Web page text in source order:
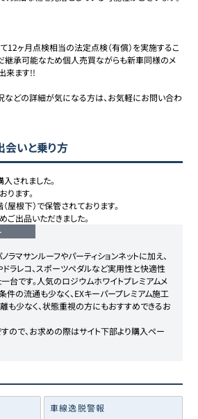
12ヶ月点検相当の法定点検（有償）を実施するこ
継承可能なため個人売買ながらも新車同様のメ
来ます!!
などの詳細が気になる方は、お気軽にお問い合わ
会いと乗り方
されました。
ります。
屋根下）で保管されております。
ご出品いただきました。
マサンルーフやパーティションネットに加え、
ドラレコ、スポーツペダルなど実用性と快適性
台です。人気のロジウムホワイトプレミアムメ
件の流通も少なく、EXキーパープレミアム施工
も少なく、状態重視の方にもおすすめできるお
ので、お求めの際はサイト下部より購入ペー
車線逸脱警報